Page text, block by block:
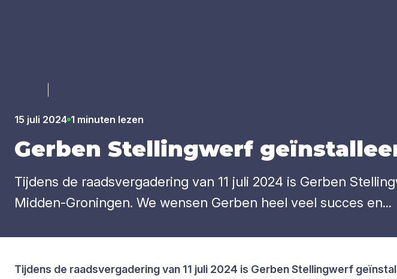
15 juli 2024 1 minuten lezen
Ger­ben Stel­ling­werf
Tijdens de raadsvergadering van 11 juli 2024 is Gerben
Midden-Groningen. We wensen Gerben heel veel succes en...
Tijdens de raadsvergadering van 11 juli 2024 is Gerben Stellingwerf